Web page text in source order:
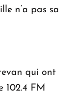
n’a pas sa
qui ont
102.4 FM